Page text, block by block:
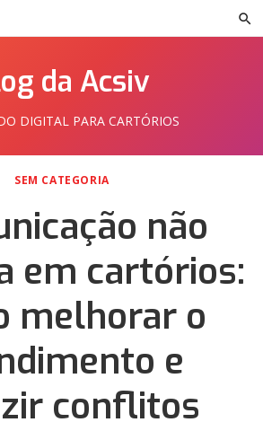
da Acsiv
DIGITAL PARA CARTÓRIOS
SEM CATEGORIA
não
em cartórios:
melhorar o
e
conflitos